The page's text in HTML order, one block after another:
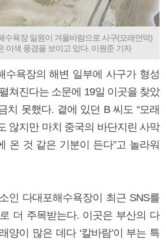
수욕장 일원이 겨울바람으로 사구(모래언덕)
이색 풍경을 보이고 있다. 이원준 기자
수욕장의 해변 일부에 사구가 형성
쳐진다는 소문에 19일 이곳을 찾았
치 못했다. 곁에 있던 B 씨도 “모래
않지만 마치 중국의 바단지린 사막
온 것 같은 기분이 든다”고 놀라워
인 다대포해수욕장이 최근 SNS를
로 더 주목받는다. 이곳은 부산의 다
양이 많은 데다 ‘칼바람’이 부는 특